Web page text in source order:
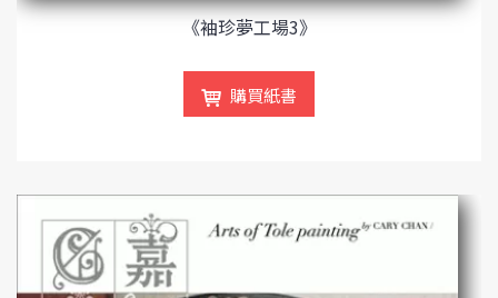
《袖珍夢工場3》
購買紙書